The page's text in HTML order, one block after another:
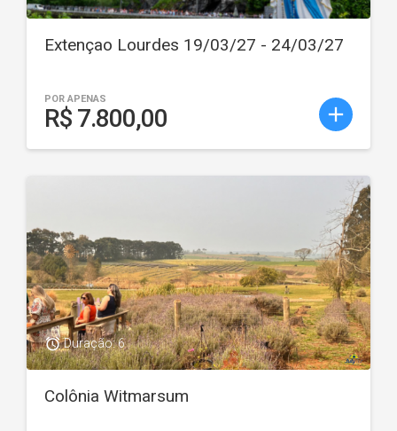
add
Extençao Lourdes 19/03/27 - 24/03/27
POR APENAS
R$ 7.800,00
access_alarmDuração: 6
Colônia Witmarsum